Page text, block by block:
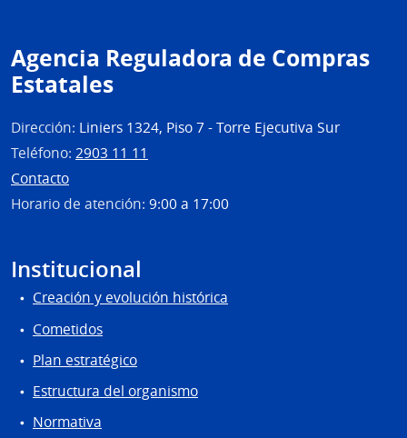
Agencia Reguladora de Compras
Estatales
Dirección: Liniers 1324, Piso 7 - Torre Ejecutiva Sur
Teléfono: 2903 11 11
Contacto
Horario de atención: 9:00 a 17:00
Institucional
Creación y evolución histórica
Cometidos
Plan estratégico
Estructura del organismo
Normativa